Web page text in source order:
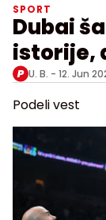
SPORT
Dubai
istorije,
U. B. - 12. Jun
Podeli vest